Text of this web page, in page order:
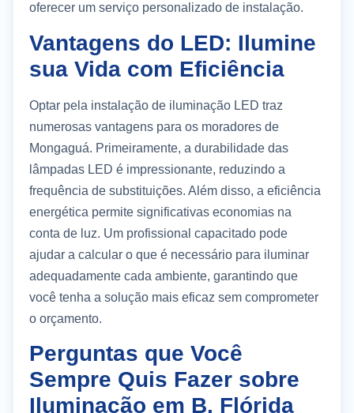
oferecer um serviço personalizado de instalação.
Vantagens do LED: Ilumine
sua Vida com Eficiência
Optar pela instalação de iluminação LED traz
numerosas vantagens para os moradores de
Mongaguá. Primeiramente, a durabilidade das
lâmpadas LED é impressionante, reduzindo a
frequência de substituições. Além disso, a eficiência
energética permite significativas economias na
conta de luz. Um profissional capacitado pode
ajudar a calcular o que é necessário para iluminar
adequadamente cada ambiente, garantindo que
você tenha a solução mais eficaz sem comprometer
o orçamento.
Perguntas que Você
Sempre Quis Fazer sobre
Iluminação em B. Flórida